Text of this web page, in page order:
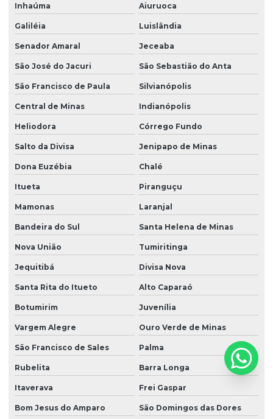
Inhaúma Aiuruoca
Galiléia Luislândia
Senador Amaral Jeceaba
São José do Jacuri São Sebastião do Anta
São Francisco de Paula Silvianópolis
Central de Minas Indianópolis
Heliodora Córrego Fundo
Salto da Divisa Jenipapo de Minas
Dona Euzébia Chalé
Itueta Piranguçu
Mamonas Laranjal
Bandeira do Sul Santa Helena de Minas
Nova União Tumiritinga
Jequitibá Divisa Nova
Santa Rita do Itueto Alto Caparaó
Botumirim Juvenília
Vargem Alegre Ouro Verde de Minas
São Francisco de Sales Palma
Rubelita Barra Longa
Itaverava Frei Gaspar
Bom Jesus do Amparo São Domingos das Dores